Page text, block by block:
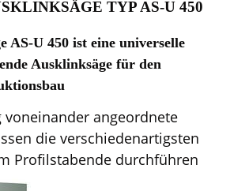
TYP AS-U 450
AS-U 450 ist eine universelle
Ausklinksäge für den
voneinander angeordnete
die verschiedenartigsten
Profilstabende durchführen